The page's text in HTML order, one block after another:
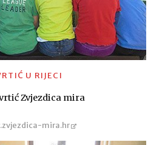
U RIJECI
Zvjezdica mira
mira.hr